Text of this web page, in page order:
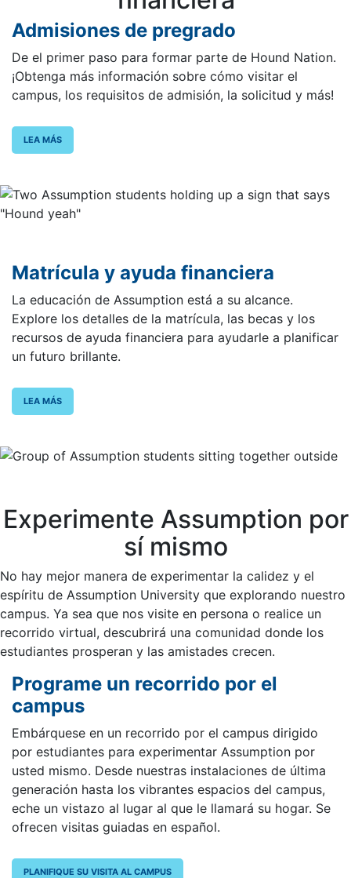
Admisiones de pregrado
De el primer paso para formar parte de Hound Nation.
¡Obtenga más información sobre cómo visitar el
campus, los requisitos de admisión, la solicitud y más!
LEA MÁS
Matrícula y ayuda financiera
La educación de Assumption está a su alcance.
Explore los detalles de la matrícula, las becas y los
recursos de ayuda financiera para ayudarle a planificar
un futuro brillante.
LEA MÁS
Experimente Assumption por
sí mismo
No hay mejor manera de experimentar la calidez y el
espíritu de Assumption University que explorando nuestro
campus. Ya sea que nos visite en persona o realice un
recorrido virtual, descubrirá una comunidad donde los
estudiantes prosperan y las amistades crecen.
Programe un recorrido por el
campus
Embárquese en un recorrido por el campus dirigido
por estudiantes para experimentar Assumption por
usted mismo. Desde nuestras instalaciones de última
generación hasta los vibrantes espacios del campus,
eche un vistazo al lugar al que le llamará su hogar. Se
ofrecen visitas guiadas en español.
PLANIFIQUE SU VISITA AL CAMPUS